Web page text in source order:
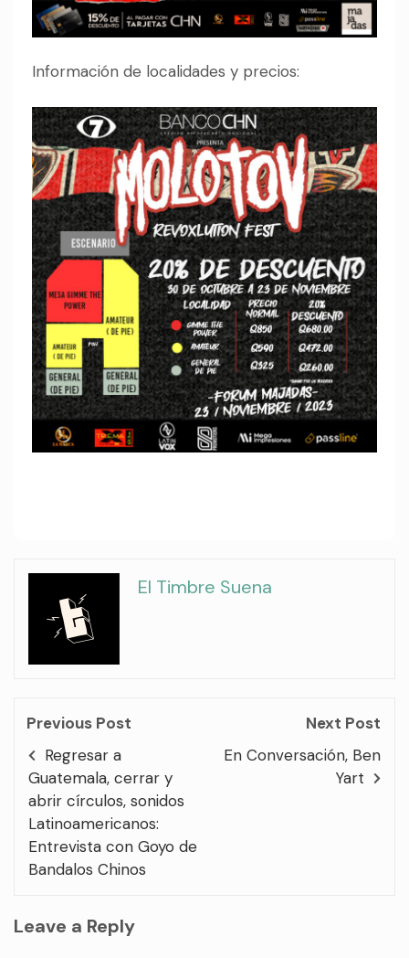
Información de localidades y precios:
El Timbre Suena
Previous Post
Regresar a
Guatemala, cerrar y
abrir círculos, sonidos
Latinoamericanos:
Entrevista con Goyo de
Bandalos Chinos
Next Post
En Conversación, Ben
Yart
Leave a Reply